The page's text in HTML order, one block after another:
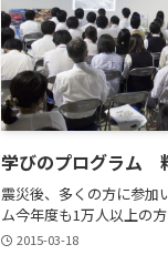
学びのプログラム
震災後、多くの方に参加
ム今年度も1万人以上の
2015-03-18